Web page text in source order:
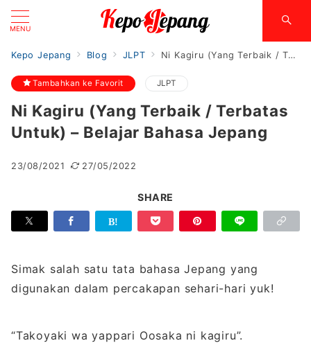
MENU
Kepo Jepang Blog JLPT Ni Kagiru (Yang Terbaik / Terbatas Untuk) – Belajar Bahasa Jepang
Tambahkan ke Favorit JLPT
Ni Kagiru (Yang Terbaik / Terbatas
Untuk) – Belajar Bahasa Jepang
23/08/2021 27/05/2022
SHARE
Simak salah satu tata bahasa Jepang yang
digunakan dalam percakapan sehari-hari yuk!
“Takoyaki wa yappari Oosaka ni kagiru”.